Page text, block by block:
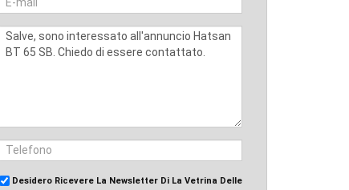
Desidero Ricevere La Newsletter Di La Vetrina Delle